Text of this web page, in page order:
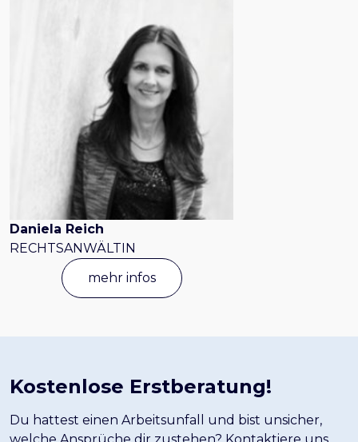
Daniela Reich
RECHTSANWÄLTIN
mehr infos
Kostenlose Erstberatung!
Du hattest einen Arbeitsunfall und bist unsicher,